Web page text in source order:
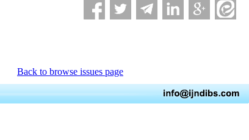
Back to browse issues page